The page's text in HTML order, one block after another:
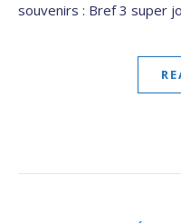
souvenirs : Bref 3 super